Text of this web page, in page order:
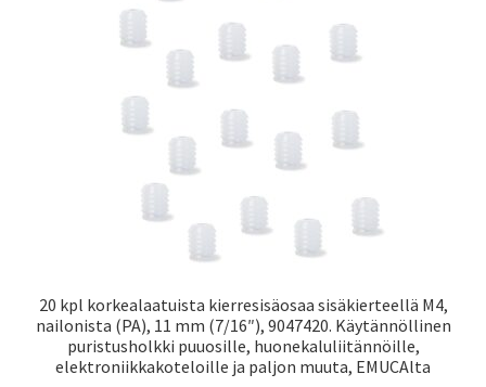
20 kpl korkealaatuista kierresisäosaa sisäkierteellä M4,
nailonista (PA), 11 mm (7/16″), 9047420. Käytännöllinen
puristusholkki puuosille, huonekaluliitännöille,
elektroniikkakoteloille ja paljon muuta, EMUCAlta